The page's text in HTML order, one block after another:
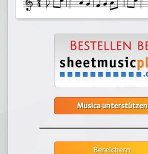
Musica unterstützen
Bereichern